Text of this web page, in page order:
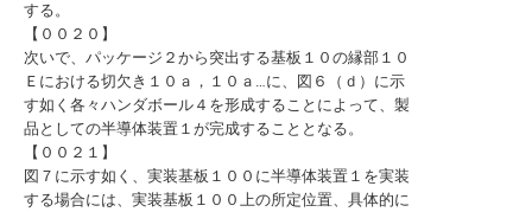
する。
【００２０】
次いで、パッケージ２から突出する基板１０の縁部１０
Ｅにおける切欠き１０ａ，１０ａ…に、図６（ｄ）に示
す如く各々ハンダボール４を形成することによって、製
品としての半導体装置１が完成することとなる。
【００２１】
図７に示す如く、実装基板１００に半導体装置１を実装
する場合には、実装基板１００上の所定位置、具体的に